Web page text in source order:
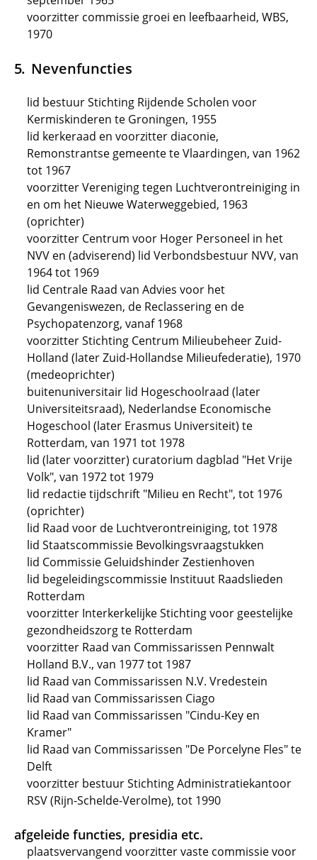
voorzitter commissie groei en leefbaarheid, WBS,
1970
Nevenfuncties
lid bestuur Stichting Rijdende Scholen voor
Kermiskinderen te Groningen, 1955
lid kerkeraad en voorzitter diaconie,
Remonstrantse gemeente te Vlaardingen, van 1962
tot 1967
voorzitter Vereniging tegen Luchtverontreiniging in
en om het Nieuwe Waterweggebied, 1963
(oprichter)
voorzitter Centrum voor Hoger Personeel in het
NVV en (adviserend) lid Verbondsbestuur NVV, van
1964 tot 1969
lid Centrale Raad van Advies voor het
Gevangeniswezen, de Reclassering en de
Psychopatenzorg, vanaf 1968
voorzitter Stichting Centrum Milieubeheer Zuid-
Holland (later Zuid-Hollandse Milieufederatie), 1970
(medeoprichter)
buitenuniversitair lid Hogeschoolraad (later
Universiteitsraad), Nederlandse Economische
Hogeschool (later Erasmus Universiteit) te
Rotterdam, van 1971 tot 1978
lid (later voorzitter) curatorium dagblad "Het Vrije
Volk", van 1972 tot 1979
lid redactie tijdschrift "Milieu en Recht", tot 1976
(oprichter)
lid Raad voor de Luchtverontreiniging, tot 1978
lid Staatscommissie Bevolkingsvraagstukken
lid Commissie Geluidshinder Zestienhoven
lid begeleidingscommissie Instituut Raadslieden
Rotterdam
voorzitter Interkerkelijke Stichting voor geestelijke
gezondheidszorg te Rotterdam
voorzitter Raad van Commissarissen Pennwalt
Holland B.V., van 1977 tot 1987
lid Raad van Commissarissen N.V. Vredestein
lid Raad van Commissarissen Ciago
lid Raad van Commissarissen "Cindu-Key en
Kramer"
lid Raad van Commissarissen "De Porcelyne Fles" te
Delft
voorzitter bestuur Stichting Administratiekantoor
RSV (Rijn-Schelde-Verolme), tot 1990
afgeleide functies, presidia etc.
plaatsvervangend voorzitter vaste commissie voor